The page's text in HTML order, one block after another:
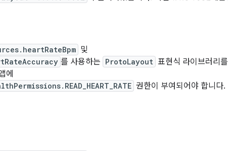
및
를 사용하는 ProtoLayout 표현식 라이브러리
에
권한이 부여되어야 합니다.